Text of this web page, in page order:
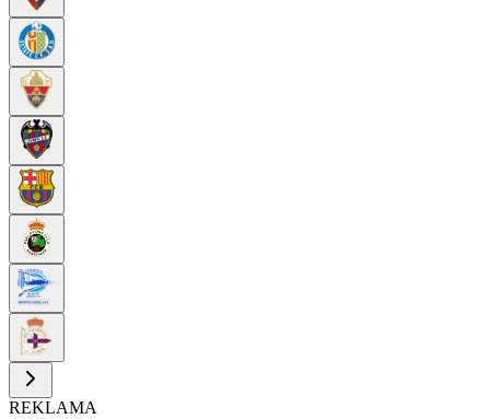
REKLAMA